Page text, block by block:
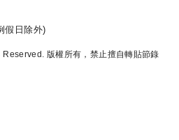
假日除外)
版權所有，禁止擅自轉貼節錄